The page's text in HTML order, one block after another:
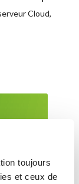
toujours
et ceux de
Cloud,